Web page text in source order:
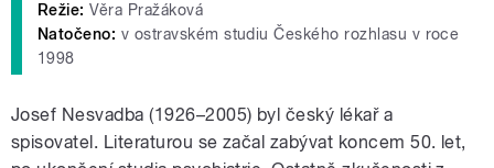
Režie: Věra Pražáková
Natočeno: v ostravském studiu Českého rozhlasu v roce
1998
Josef Nesvadba (1926–2005) byl český lékař a
spisovatel. Literaturou se začal zabývat koncem 50. let,